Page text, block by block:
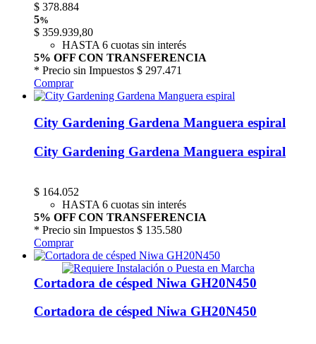
$ 378.884
5%
$ 359.939,80
HASTA 6 cuotas sin interés
5% OFF CON TRANSFERENCIA
* Precio sin Impuestos $ 297.471
Comprar
City Gardening Gardena Manguera espiral
City Gardening Gardena Manguera espiral
$ 164.052
HASTA 6 cuotas sin interés
5% OFF CON TRANSFERENCIA
* Precio sin Impuestos $ 135.580
Comprar
Cortadora de césped Niwa GH20N450
Cortadora de césped Niwa GH20N450